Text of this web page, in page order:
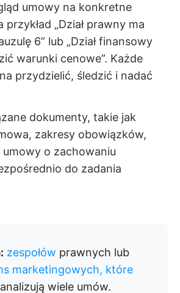
umowy na konkretne
„Dział prawny ma
6” lub „Dział finansowy
warunki cenowe”. Każde
przydzielić, śledzić i nadać
dokumenty, takie jak
zakresy obowiązków,
o zachowaniu
do zadania
zespołów prawnych lub
marketingowych, które
wiele umów.